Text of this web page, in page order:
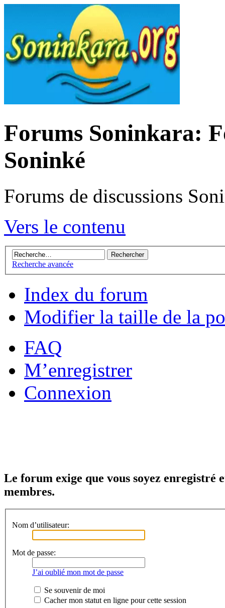
Forums Soninkara:
Soninké
Forums de discussions
Vers le contenu
Recherche avancée
Index du forum
Modifier la taille de la
FAQ
M’enregistrer
Connexion
Le forum exige que vous soyez
membres.
Nom d’utilisateur:
Mot de passe:
J’ai oublié mon mot de passe
Se souvenir de moi
Cacher mon statut en ligne pour cette session